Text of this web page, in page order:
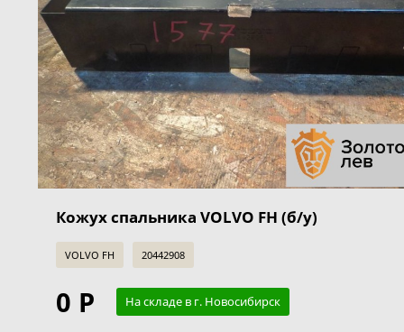
Кожух спальника VOLVO FH (б/у)
VOLVO FH 20442908
0 Р На складе в г. Новосибирск